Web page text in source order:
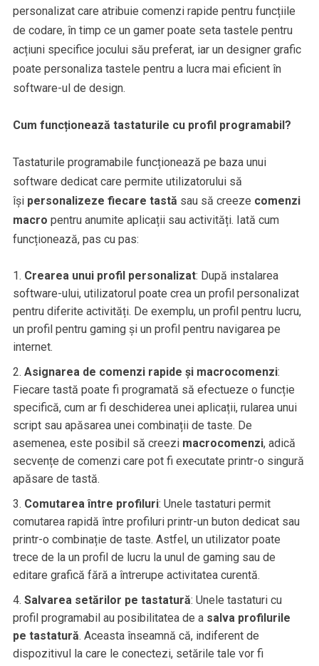
personalizat care atribuie comenzi rapide pentru funcțiile
de codare, în timp ce un gamer poate seta tastele pentru
acțiuni specifice jocului său preferat, iar un designer grafic
poate personaliza tastele pentru a lucra mai eficient în
software-ul de design.
Cum funcționează tastaturile cu profil programabil?
Tastaturile programabile funcționează pe baza unui
software dedicat care permite utilizatorului să
își personalizeze fiecare tastă sau să creeze comenzi
macro pentru anumite aplicații sau activități. Iată cum
funcționează, pas cu pas:
Crearea unui profil personalizat: După instalarea
software-ului, utilizatorul poate crea un profil personalizat
pentru diferite activități. De exemplu, un profil pentru lucru,
un profil pentru gaming și un profil pentru navigarea pe
internet.
Asignarea de comenzi rapide și macrocomenzi:
Fiecare tastă poate fi programată să efectueze o funcție
specifică, cum ar fi deschiderea unei aplicații, rularea unui
script sau apăsarea unei combinații de taste. De
asemenea, este posibil să creezi macrocomenzi, adică
secvențe de comenzi care pot fi executate printr-o singură
apăsare de tastă.
Comutarea între profiluri: Unele tastaturi permit
comutarea rapidă între profiluri printr-un buton dedicat sau
printr-o combinație de taste. Astfel, un utilizator poate
trece de la un profil de lucru la unul de gaming sau de
editare grafică fără a întrerupe activitatea curentă.
Salvarea setărilor pe tastatură: Unele tastaturi cu
profil programabil au posibilitatea de a salva profilurile
pe tastatură. Aceasta înseamnă că, indiferent de
dispozitivul la care le conectezi, setările tale vor fi